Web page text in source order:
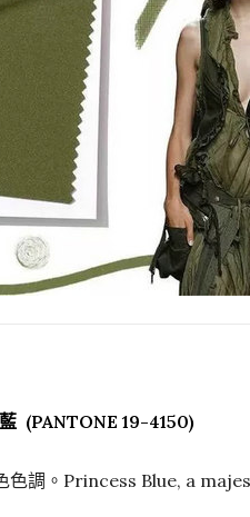
(PANTONE 19-4150)
色調。Princess Blue, a